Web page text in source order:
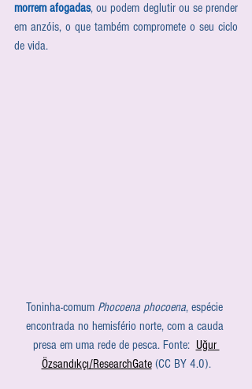
morrem afogadas, ou podem deglutir ou se prender
em anzóis, o que também compromete o seu ciclo
de vida.
Toninha-comum Phocoena phocoena, espécie
encontrada no hemisfério norte, com a cauda
presa em uma rede de pesca. Fonte: Uğur
Özsandıkçı/ResearchGate (CC BY 4.0).